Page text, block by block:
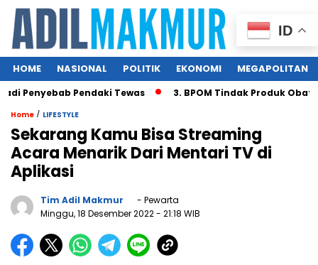
HOME NASIONAL POLITIK EKONOMI MEGAPOLITAN
Penyebab Pendaki Tewas 3. BPOM Tindak Produk Obat
Home / LIFESTYLE
Sekarang Kamu Bisa Streaming
Acara Menarik Dari Mentari TV di
Aplikasi
Tim Adil Makmur
- Pewarta
Minggu, 18 Desember 2022- 21:18 WIB
ID